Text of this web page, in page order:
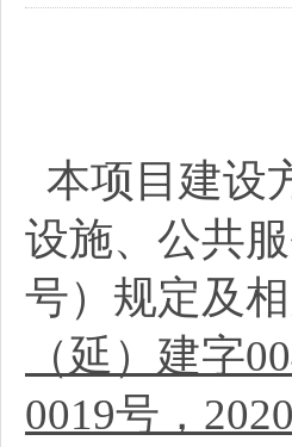
本项目建设
设施、公共
号）规定及
（延）建字
0019号，